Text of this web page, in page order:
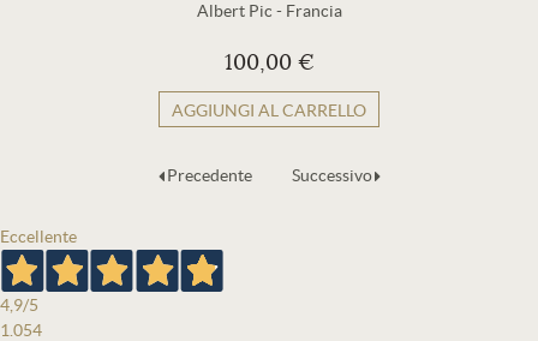
Albert Pic - Francia
100,00 €
AGGIUNGI AL CARRELLO
Precedente Successivo
Eccellente
4,9/5
1.054